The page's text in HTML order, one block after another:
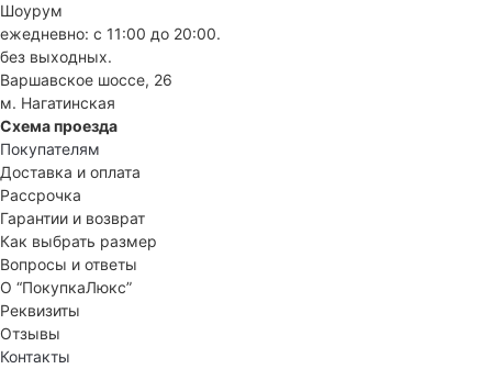
Шоурум
ежедневно: с 11:00 до 20:00.
без выходных.
Варшавское шоссе, 26
м. Нагатинская
Схема проезда
Покупателям
Доставка и оплата
Рассрочка
Гарантии и возврат
Как выбрать размер
Вопросы и ответы
О “ПокупкаЛюкс”
Реквизиты
Отзывы
Контакты